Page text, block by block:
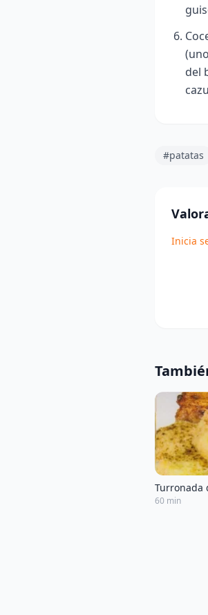
del
#patatas
Inicia
Turronada
60 min